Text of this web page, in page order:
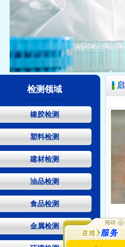
检测领域
橡胶检测
塑料检测
建材检测
油品检测
食品检测
金属检测